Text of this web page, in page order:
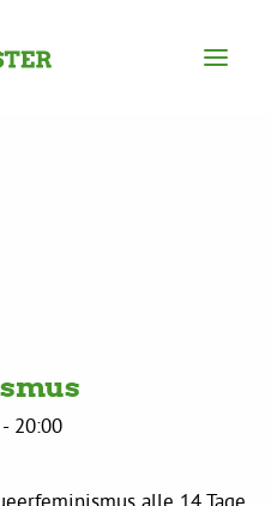
- 20:00
alle 14 Tage